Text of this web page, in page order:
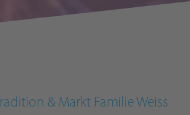
Tradition & Markt Familie Weiss